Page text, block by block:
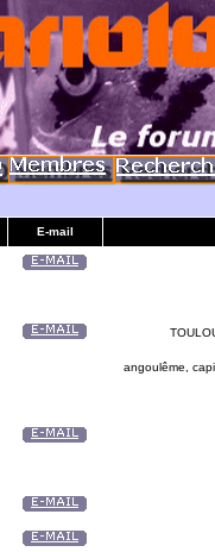
E-mail
angoulême,